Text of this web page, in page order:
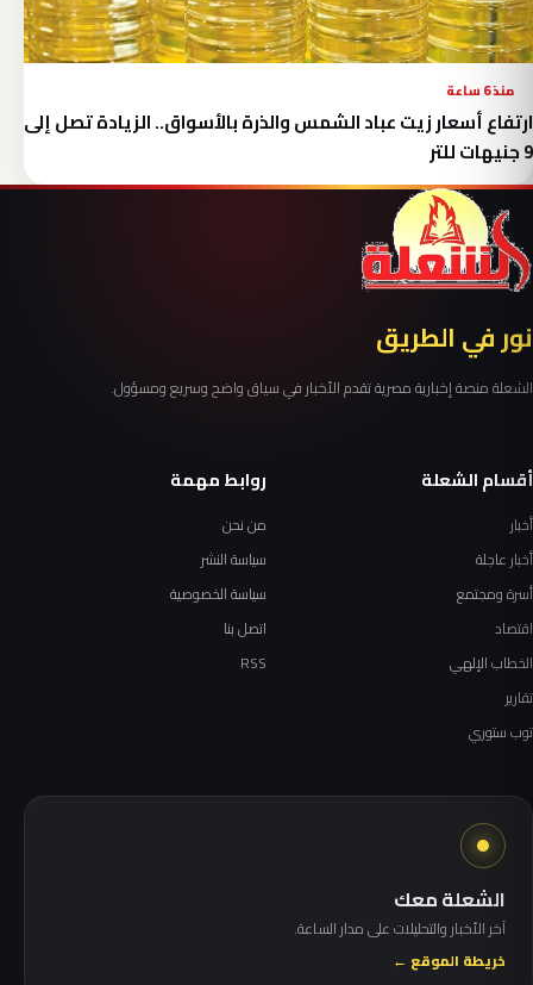
منذ 6 ساعة
ارتفاع أسعار زيت عباد الشمس والذرة بالأسواق.. الزيادة تصل إلى
9 جنيهات للتر
نور في الطريق
الشعلة منصة إخبارية مصرية تقدم الأخبار في سياق واضح وسريع ومسؤول.
أقسام الشعلة
أخبار
أخبار عاجلة
أسرة ومجتمع
اقتصاد
الخطاب الإلهي
تقارير
توب ستوري
روابط مهمة
من نحن
سياسة النشر
سياسة الخصوصية
اتصل بنا
RSS
الشعلة معك
آخر الأخبار والتحليلات على مدار الساعة.
خريطة الموقع ←